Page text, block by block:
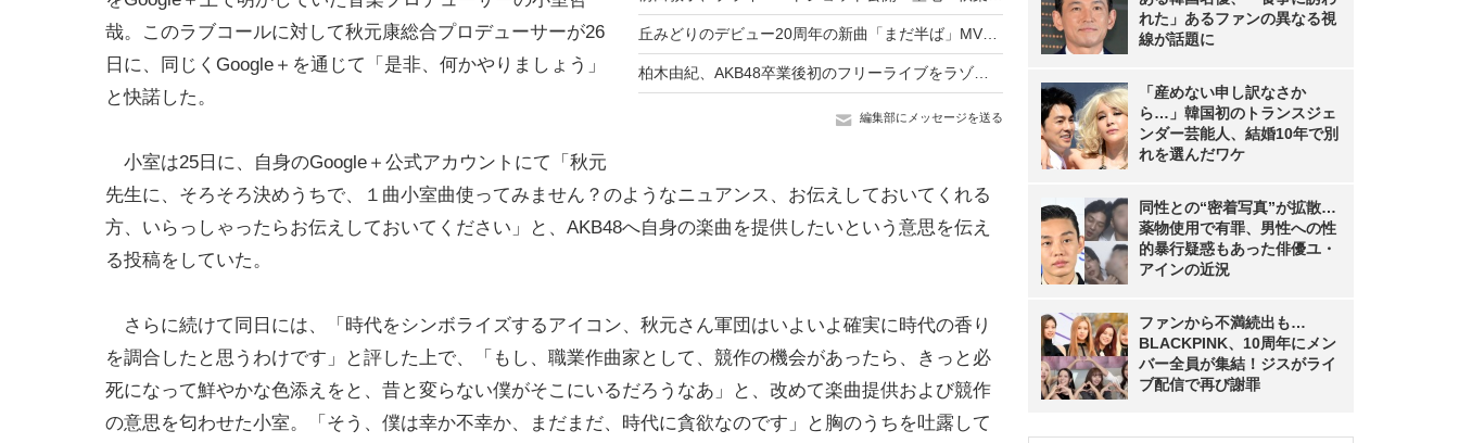
柏木由紀、AKB48卒業後初のフリーライブをラゾーナ川崎で開催！夢のステージに大興奮！
編集部にメッセージを送る
哉。このラブコールに対して秋元康総合プロデューサーが26
日に、同じくGoogle＋を通じて「是非、何かやりましょう」
と快諾した。
小室は25日に、自身のGoogle＋公式アカウントにて「秋元
先生に、そろそろ決めうちで、１曲小室曲使ってみません？のようなニュアンス、お伝えしておいてくれる
方、いらっしゃったらお伝えしておいてください」と、AKB48へ自身の楽曲を提供したいという意思を伝え
る投稿をしていた。
さらに続けて同日には、「時代をシンボライズするアイコン、秋元さん軍団はいよいよ確実に時代の香り
を調合したと思うわけです」と評した上で、「もし、職業作曲家として、競作の機会があったら、きっと必
死になって鮮やかな色添えをと、昔と変らない僕がそこにいるだろうなあ」と、改めて楽曲提供および競作
の意思を匂わせた小室。「そう、僕は幸か不幸か、まだまだ、時代に貪欲なのです」と胸のうちを吐露して
れた」あるファンの異なる視
線が話題に
「産めない申し訳なさか
ら…」韓国初のトランスジェ
ンダー芸能人、結婚10年で別
れを選んだワケ
同性との“密着写真”が拡散…
薬物使用で有罪、男性への性
的暴行疑惑もあった俳優ユ・
アインの近況
ファンから不満続出も…
BLACKPINK、10周年にメン
バー全員が集結！ジスがライ
ブ配信で再び謝罪